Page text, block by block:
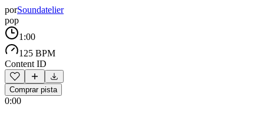
porSoundatelier
pop
1:00
125 BPM
Content ID
Comprar pista
0:00